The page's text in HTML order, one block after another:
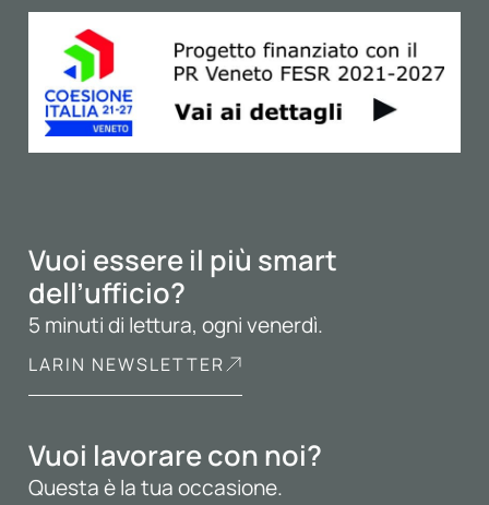
Vuoi essere il più smart
dell’ufficio?
5 minuti di lettura, ogni venerdì.
LARIN NEWSLETTER
Vuoi lavorare con noi?
Questa è la tua occasione.